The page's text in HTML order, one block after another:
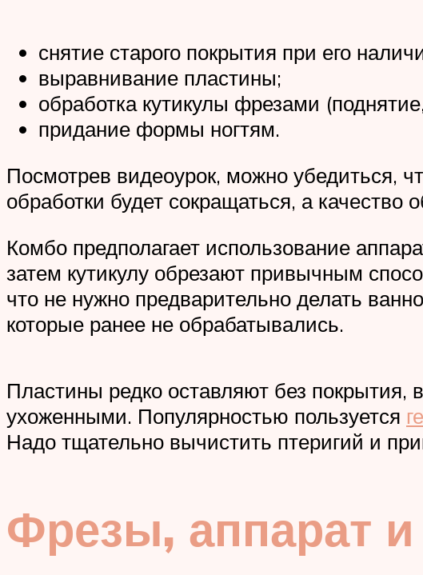
снятие старого покрытия при его
выравнивание пластины;
обработка кутикулы фрезами
придание формы ногтям.
Посмотрев видеоурок, можно убедиться,
обработки будет сокращаться, а
Комбо предполагает использование
затем кутикулу обрезают привычным
что не нужно предварительно делать
которые ранее не обрабатывались.
Пластины редко оставляют без
ухоженными. Популярностью пользуется
Надо тщательно вычистить птеригий и
Фрезы, аппарат